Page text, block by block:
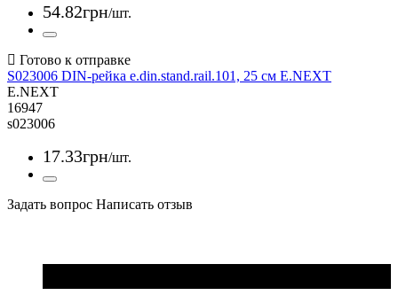
54.82грн/шт.
S023006 DIN-рейка e.din.stand.rail.101, 25 см E.NEXT
E.NEXT
16947
s023006
17.33грн/шт.
Задать вопрос Написать отзыв